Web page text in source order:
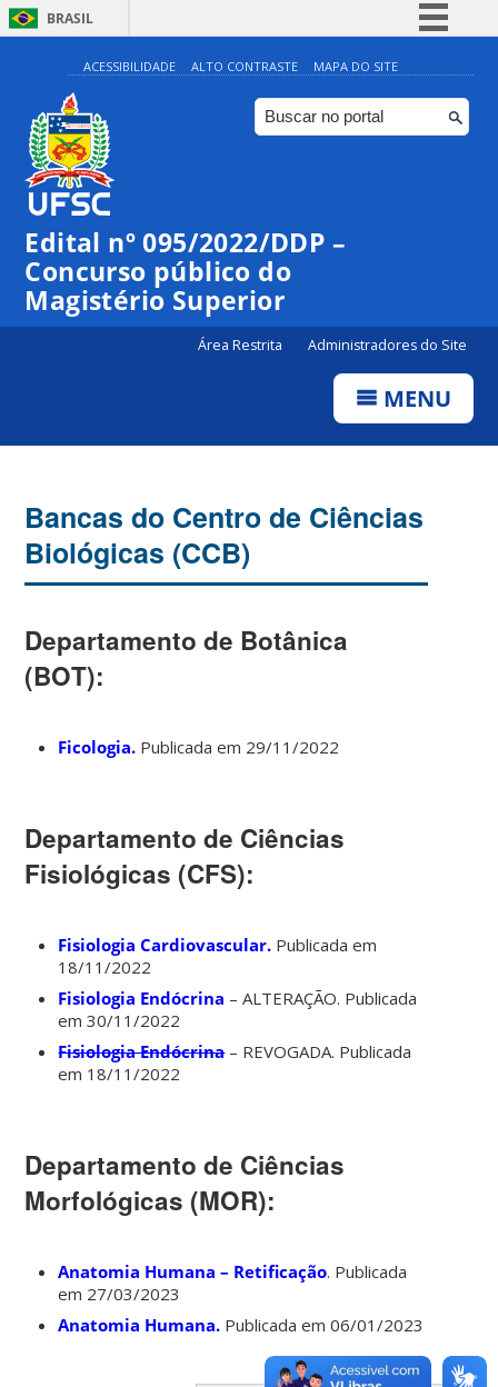
BRASIL
Simplifique!
Comunica BR
Participe
Canais
ACESSIBILIDADE ALTO CONTRASTE MAPA DO SITE
Edital nº 095/2022/DDP –
Concurso público do
Magistério Superior
Área Restrita Administradores do Site
MENU
Bancas do Centro de Ciências
Biológicas (CCB)
Departamento de Botânica
(BOT):
Ficologia. Publicada em 29/11/2022
Departamento de Ciências
Fisiológicas (CFS):
Fisiologia Cardiovascular. Publicada em
18/11/2022
Fisiologia Endócrina – ALTERAÇÃO. Publicada
em 30/11/2022
Fisiologia Endócrina– REVOGADA. Publicada
em 18/11/2022
Departamento de Ciências
Morfológicas (MOR):
Anatomia Humana – Retificação. Publicada
em 27/03/2023
Anatomia Humana. Publicada em 06/01/2023